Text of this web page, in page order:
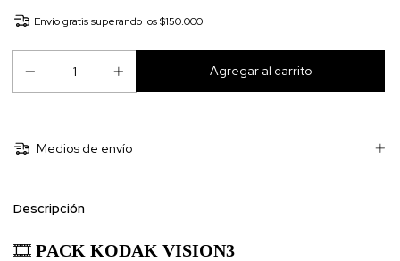
Envío gratis superando los$150.000
Medios de envío
Descripción
🎞️ PACK KODAK VISION3